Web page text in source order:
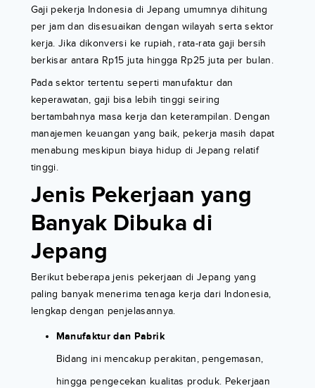
Gaji pekerja Indonesia di Jepang umumnya dihitung
per jam dan disesuaikan dengan wilayah serta sektor
kerja. Jika dikonversi ke rupiah, rata-rata gaji bersih
berkisar antara Rp15 juta hingga Rp25 juta per bulan.
Pada sektor tertentu seperti manufaktur dan
keperawatan, gaji bisa lebih tinggi seiring
bertambahnya masa kerja dan keterampilan. Dengan
manajemen keuangan yang baik, pekerja masih dapat
menabung meskipun biaya hidup di Jepang relatif
tinggi.
Jenis Pekerjaan yang
Banyak Dibuka di
Jepang
Berikut beberapa jenis pekerjaan di Jepang yang
paling banyak menerima tenaga kerja dari Indonesia,
lengkap dengan penjelasannya.
Manufaktur dan Pabrik
Bidang ini mencakup perakitan, pengemasan,
hingga pengecekan kualitas produk. Pekerjaan